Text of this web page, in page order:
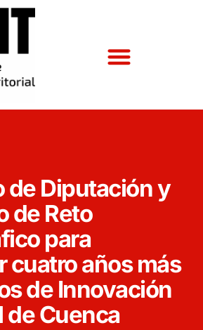
de Diputación y
de Reto
para
cuatro años más
de Innovación
de Cuenca